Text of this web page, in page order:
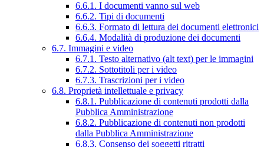
6.6.1. I documenti vanno sul web
6.6.2. Tipi di documenti
6.6.3. Formato di lettura dei documenti elettronici
6.6.4. Modalità di produzione dei documenti
6.7. Immagini e video
6.7.1. Testo alternativo (alt text) per le immagini
6.7.2. Sottotitoli per i video
6.7.3. Trascrizioni per i video
6.8. Proprietà intellettuale e privacy
6.8.1. Pubblicazione di contenuti prodotti dalla
Pubblica Amministrazione
6.8.2. Pubblicazione di contenuti non prodotti
dalla Pubblica Amministrazione
6.8.3. Consenso dei soggetti ritratti